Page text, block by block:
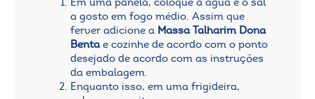
a gosto em fogo médio. Assim que
ferver adicione a Massa Talharim Dona
Benta e cozinhe de acordo com o ponto
desejado de acordo com as instruções
da embalagem.
Enquanto isso, em uma frigideira,